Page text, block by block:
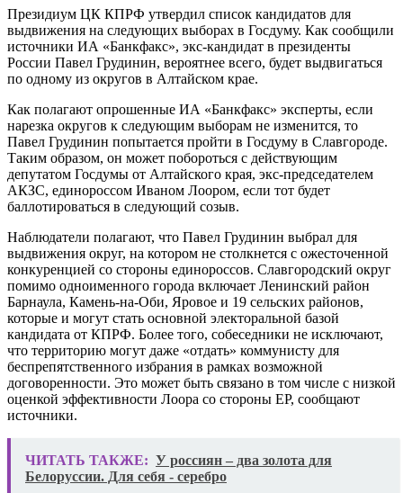
Президиум ЦК КПРФ утвердил список кандидатов для
выдвижения на следующих выборах в Госдуму. Как сообщили
источники ИА «Банкфакс», экс-кандидат в президенты
России Павел Грудинин, вероятнее всего, будет выдвигаться
по одному из округов в Алтайском крае.
Как полагают опрошенные ИА «Банкфакс» эксперты, если
нарезка округов к следующим выборам не изменится, то
Павел Грудинин попытается пройти в Госдуму в Славгороде.
Таким образом, он может побороться с действующим
депутатом Госдумы от Алтайского края, экс-председателем
АКЗС, единороссом Иваном Лоором, если тот будет
баллотироваться в следующий созыв.
Наблюдатели полагают, что Павел Грудинин выбрал для
выдвижения округ, на котором не столкнется с ожесточенной
конкуренцией со стороны единороссов. Славгородский округ
помимо одноименного города включает Ленинский район
Барнаула, Камень-на-Оби, Яровое и 19 сельских районов,
которые и могут стать основной электоральной базой
кандидата от КПРФ. Более того, собеседники не исключают,
что территорию могут даже «отдать» коммунисту для
беспрепятственного избрания в рамках возможной
договоренности. Это может быть связано в том числе с низкой
оценкой эффективности Лоора со стороны ЕР, сообщают
источники.
ЧИТАТЬ ТАКЖЕ: У россиян – два золота для
Белоруссии. Для себя - серебро